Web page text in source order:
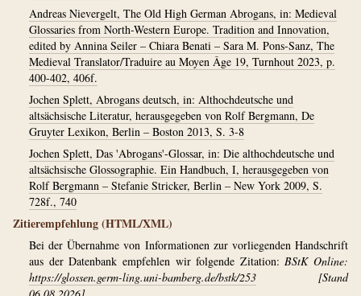
Andreas Nievergelt, The Old High German Abrogans, in: Medieval
Glossaries from North-Western Europe. Tradition and Innovation,
edited by Annina Seiler – Chiara Benati – Sara M. Pons-Sanz, The
Medieval Translator/Traduire au Moyen Âge 19, Turnhout 2023, p.
400-402, 406f.
Jochen Splett, Abrogans deutsch, in: Althochdeutsche und
altsächsische Literatur, herausgegeben von Rolf Bergmann, De
Gruyter Lexikon, Berlin – Boston 2013, S. 3-8
Jochen Splett, Das 'Abrogans'-Glossar, in: Die althochdeutsche und
altsächsische Glossographie. Ein Handbuch, I, herausgegeben von
Rolf Bergmann – Stefanie Stricker, Berlin – New York 2009, S.
728f., 740
Zitierempfehlung (HTML/XML)
Bei der Übernahme von Informationen zur vorliegenden Handschrift
aus der Datenbank empfehlen wir folgende Zitation:BStK Online:
https://glossen.germ-ling.uni-bamberg.de/bstk/253 [Stand